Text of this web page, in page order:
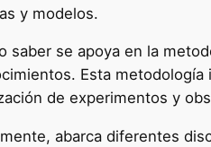
y modelos.
saber se apoya en la
Esta
de experimentos y
abarca diferentes